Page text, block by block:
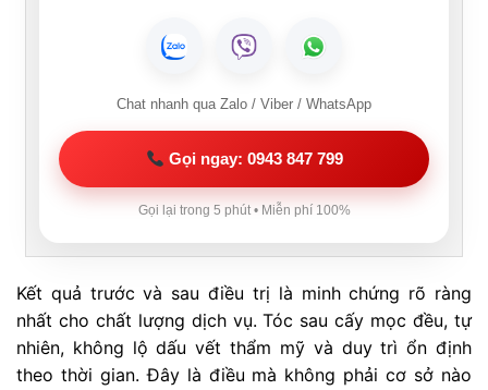
Chat nhanh qua Zalo / Viber / WhatsApp
Gọi ngay: 0943 847 799
Gọi lại trong 5 phút • Miễn phí 100%
Kết quả trước và sau điều trị là minh chứng rõ ràng
nhất cho chất lượng dịch vụ. Tóc sau cấy mọc đều, tự
nhiên, không lộ dấu vết thẩm mỹ và duy trì ổn định
theo thời gian. Đây là điều mà không phải cơ sở nào